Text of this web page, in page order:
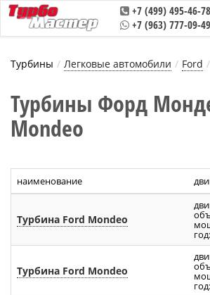
+7 (499) 495-46-78
+7 (963) 777-09-49
Турбины Легковые автомобили Ford
Турбины Форд
Mondeo
наименование
Турбина Ford Mondeo
Турбина Ford Mondeo